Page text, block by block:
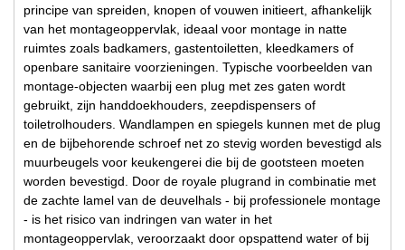
principe van spreiden, knopen of vouwen initieert, afhankelijk
van het montageoppervlak, ideaal voor montage in natte
ruimtes zoals badkamers, gastentoiletten, kleedkamers of
openbare sanitaire voorzieningen. Typische voorbeelden van
montage-objecten waarbij een plug met zes gaten wordt
gebruikt, zijn handdoekhouders, zeepdispensers of
toiletrolhouders. Wandlampen en spiegels kunnen met de plug
en de bijbehorende schroef net zo stevig worden bevestigd als
muurbeugels voor keukengerei die bij de gootsteen moeten
worden bevestigd. Door de royale plugrand in combinatie met
de zachte lamel van de deuvelhals - bij professionele montage
- is het risico van indringen van water in het
montageoppervlak, veroorzaakt door opspattend water of bij